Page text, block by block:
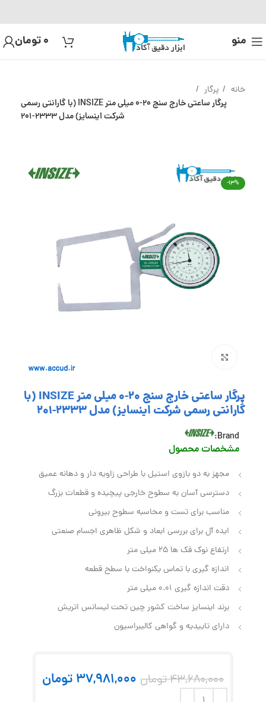
منو 0تومان
خانه پرگار
پرگار ساعتی خارج سنج 20-0 میلی متر INSIZE (با گارانتی رسمی
شرکت اینسایز) مدل 2333-201
-13%
پرگار ساعتی خارج سنج 20-0 میلی متر INSIZE (با
گارانتی رسمی شرکت اینسایز) مدل 2333-201
Brand:
مشخصات محصول
مجهز به دو بازوی استیل با طراحی زاویه‌ دار و دهانه عمیق
دسترسی آسان به سطوح خارجی پیچیده و قطعات بزرگ
مناسب برای تست و محاسبه سطوح بیرونی
ایده‌ آل برای بررسی ابعاد و شکل ظاهری اجسام صنعتی
ارتفاع نوک فک‌ ها 25 میلی‌ متر
اندازه‌ گیری با تماس یکنواخت با سطح قطعه
دقت اندازه گیری 0.01 میلی متر
برند اینسایز ساخت کشور چین تحت لیسانس اتریش
دارای تاییدیه و گواهی کالیبراسیون
43,680,000تومان 37,981,000 تومان